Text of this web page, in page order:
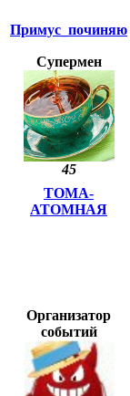
Примус_починяю
Супермен
45
ТОМА-
АТОМНАЯ
Организатор
событий